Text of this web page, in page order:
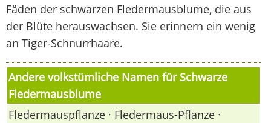
Fäden der schwarzen Fledermausblume, die aus
der Blüte herauswachsen. Sie erinnern ein wenig
an Tiger-Schnurrhaare.
Andere volkstümliche Namen für Schwarze
Fledermausblume
Fledermauspflanze · Fledermaus-Pflanze ·